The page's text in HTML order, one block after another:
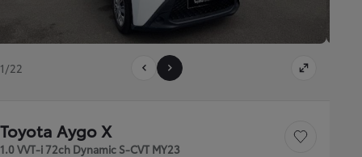
1/22
Toyota Aygo X
1.0 VVT-i 72ch Dynamic S-CVT MY23
Sauvegarder le